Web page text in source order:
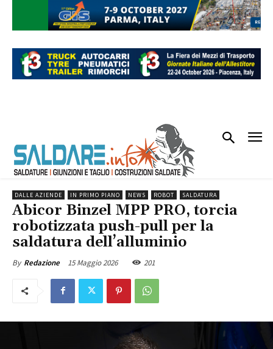
DALLE AZIENDE IN PRIMO PIANO NEWS ROBOT SALDATURA
Abicor Binzel MPP PRO, torcia
robotizzata push-pull per la
saldatura dell’alluminio
By Redazione 15 Maggio 2026 201